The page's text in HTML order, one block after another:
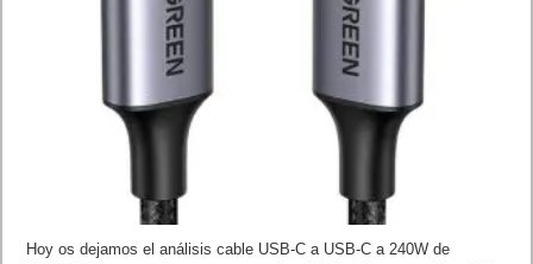
Hoy os dejamos el análisis cable USB-C a USB-C a 240W de